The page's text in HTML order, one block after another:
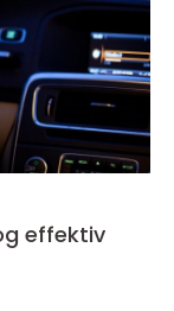
effektiv